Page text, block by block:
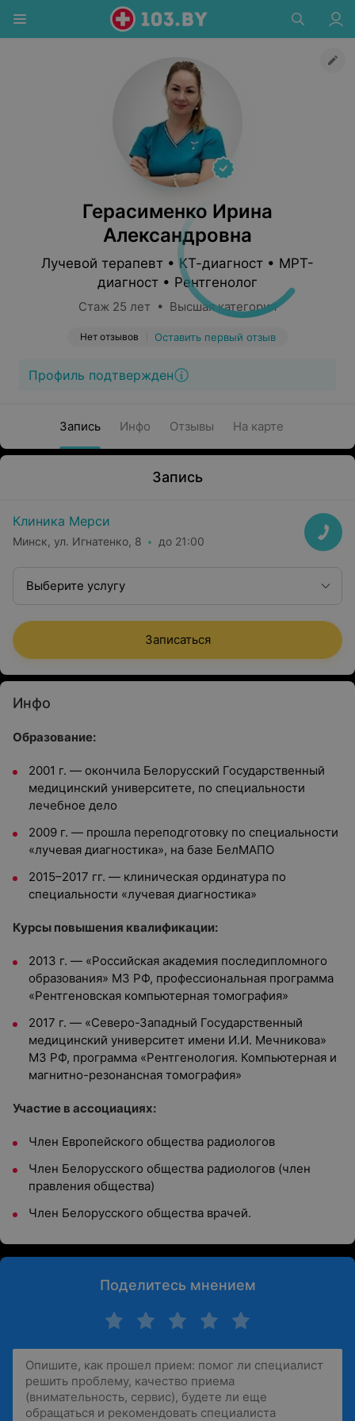
Герасименко Ирина
Александровна
Лучевой терапевт • КТ-диагност • МРТ-
диагност • Рентгенолог
Стаж 25 лет • Высшая категория
Нет отзывов Оставить первый отзыв
Профиль подтвержден
Запись Инфо Отзывы На карте
Запись
Клиника Мерси
Минск, ул. Игнатенко, 8 до 21:00
Выберите услугу
Записаться
Инфо
Образование:
2001 г. — окончила Белорусский Государственный
медицинский университете, по специальности
лечебное дело
2009 г. — прошла переподготовку по специальности
«лучевая диагностика», на базе БелМАПО
2015–2017 гг. — клиническая ординатура по
специальности «лучевая диагностика»
Курсы повышения квалификации:
2013 г. — «Российская академия последипломного
образования» МЗ РФ, профессиональная программа
«Рентгеновская компьютерная томография»
2017 г. — «Северо-Западный Государственный
медицинский университет имени И.И. Мечникова»
МЗ РФ, программа «Рентгенология. Компьютерная и
магнитно-резонансная томография»
Участие в ассоциациях:
Член Европейского общества радиологов
Член Белорусского общества радиологов (член
правления общества)
Член Белорусского общества врачей.
Поделитесь мнением